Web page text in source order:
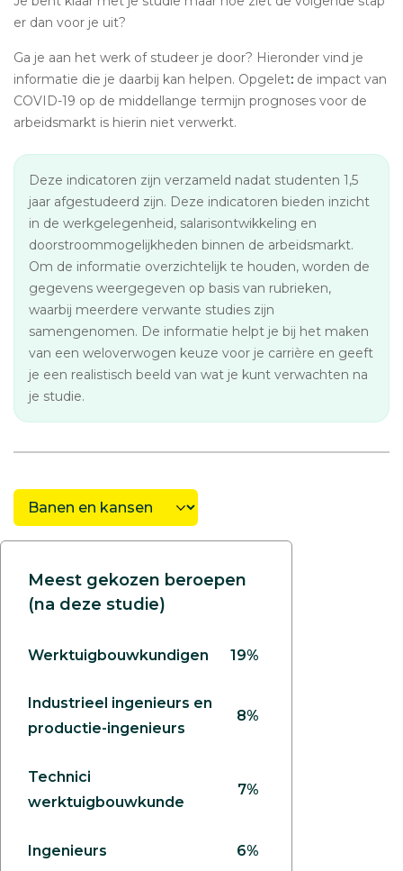
er dan voor je uit?
Ga je aan het werk of studeer je door? Hieronder vind je
informatie die je daarbij kan helpen. Opgelet: de impact van
COVID-19 op de middellange termijn prognoses voor de
arbeidsmarkt is hierin niet verwerkt.
Deze indicatoren zijn verzameld nadat studenten 1,5
jaar afgestudeerd zijn. Deze indicatoren bieden inzicht
in de werkgelegenheid, salarisontwikkeling en
doorstroommogelijkheden binnen de arbeidsmarkt.
Om de informatie overzichtelijk te houden, worden de
gegevens weergegeven op basis van rubrieken,
waarbij meerdere verwante studies zijn
samengenomen. De informatie helpt je bij het maken
van een weloverwogen keuze voor je carrière en geeft
je een realistisch beeld van wat je kunt verwachten na
je studie.
Meest gekozen beroepen
(na deze studie)
Werktuigbouwkundigen 19%
Industrieel ingenieurs en
productie-ingenieurs
8%
Technici
werktuigbouwkunde
7%
Ingenieurs 6%